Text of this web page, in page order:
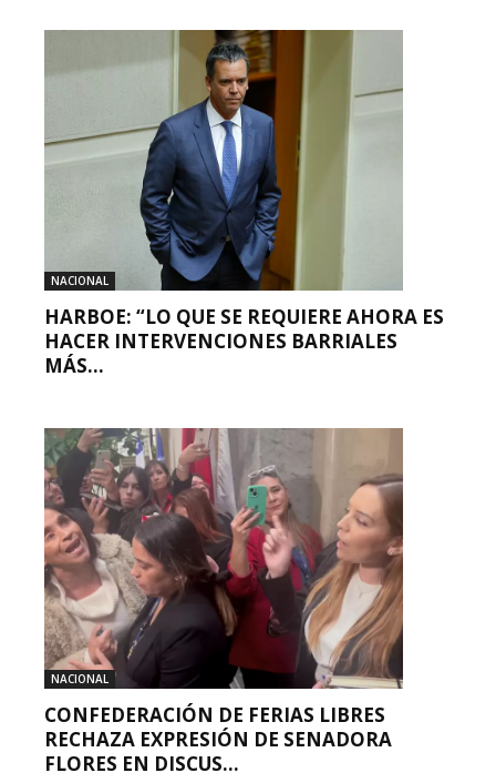
NACIONAL
HARBOE: “LO QUE SE REQUIERE AHORA ES
HACER INTERVENCIONES BARRIALES
MÁS...
NACIONAL
CONFEDERACIÓN DE FERIAS LIBRES
RECHAZA EXPRESIÓN DE SENADORA
FLORES EN DISCUS...